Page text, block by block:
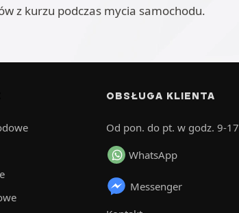
z kurzu podczas mycia samochodu.
OBSŁUGA KLIENTA
Od pon. do pt. w godz. 9-17
WhatsApp
Messenger